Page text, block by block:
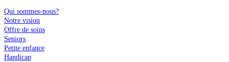
Qui sommes-nous?
Notre vision
Offre de soins
Seniors
Petite enfance
Handicap